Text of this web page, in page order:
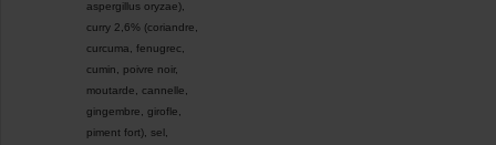
aspergillus oryzae),
curry 2,6% (coriandre,
curcuma, fenugrec,
cumin, poivre noir,
moutarde, cannelle,
gingembre, girofle,
piment fort), sel,